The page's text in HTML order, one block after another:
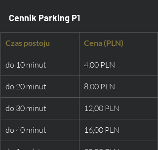
Cennik Parking P1
Czas postoju Cena (PLN)
do 10 minut 4,00 PLN
do 20 minut 8,00 PLN
do 30 minut 12,00 PLN
do 40 minut 16,00 PLN